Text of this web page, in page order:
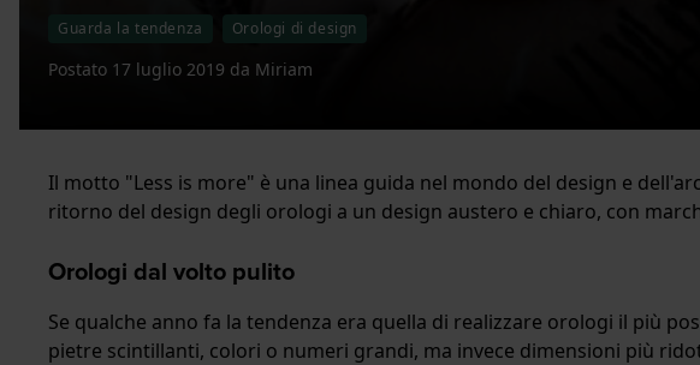
Guarda la tendenza Orologi di design
Postato 17 luglio 2019 da Miriam
Il motto "Less is more" è una linea guida nel mondo del design e
ritorno del design degli orologi a un design austero e chiaro, con
Orologi dal volto pulito
Se qualche anno fa la tendenza era quella di realizzare orologi il più
pietre scintillanti, colori o numeri grandi, ma invece dimensioni più